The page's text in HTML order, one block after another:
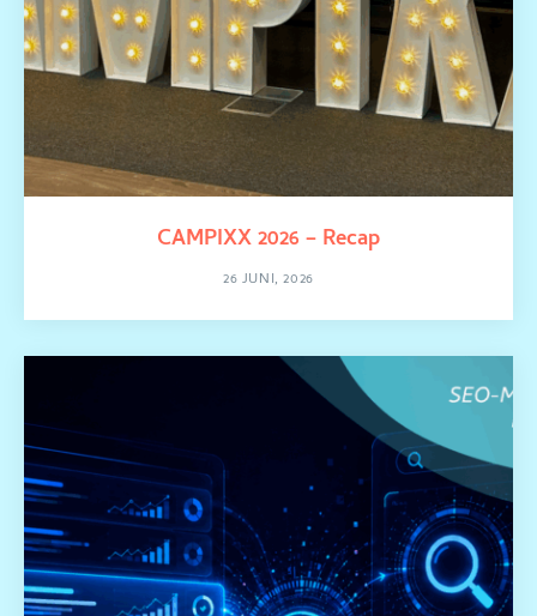
CAMPIXX 2026 – Recap
26 JUNI, 2026